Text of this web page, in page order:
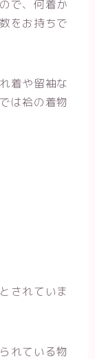
で、何着か
をお持ちで
着や留袖な
は袷の着物
されていま
れている物